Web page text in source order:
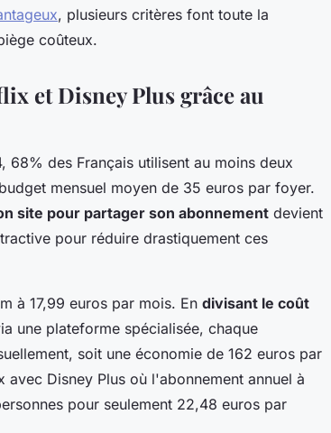
, plusieurs critères font toute la
coûteux.
et Disney Plus grâce au
68% des Français utilisent au moins deux
mensuel moyen de 35 euros par foyer.
site pour partager son abonnement devient
pour réduire drastiquement ces
à 17,99 euros par mois. En divisant le coût
une plateforme spécialisée, chaque
soit une économie de 162 euros par
Disney Plus où l'abonnement annuel à
pour seulement 22,48 euros par